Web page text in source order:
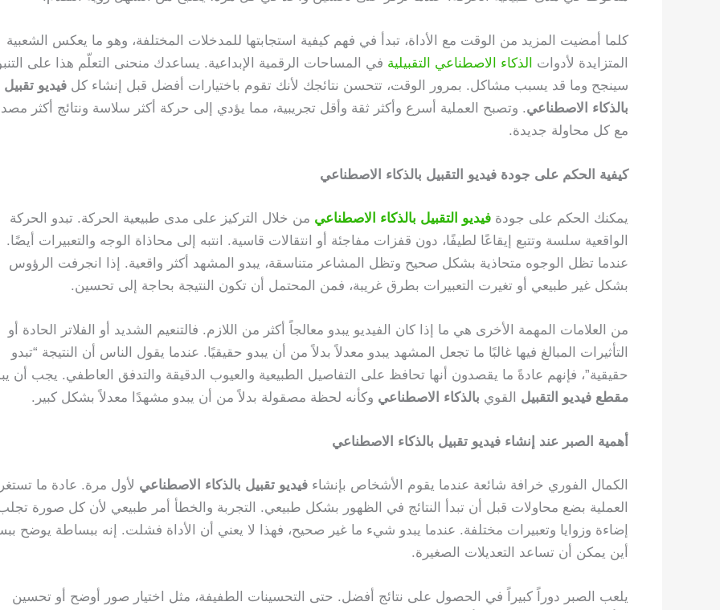
كلما أمضيت المزيد من الوقت مع الأداة، تبدأ في فهم كيفية استجابتها للمدخلات المختلفة، وهو ما يعكس الشعبية
المتزايدة لأدوات
الذكاء الاصطناعي التقبيلية في المساحات الرقمية الإبداعية. يساعدك منحنى التعلّم هذا على
سينجح وما قد يسبب مشاكل. بمرور الوقت، تتحسن نتائجك لأنك تقوم باختيارات أفضل قبل إنشاء كلفيديو تقبيل
بالذكاء الاصطناعي. وتصبح العملية أسرع وأكثر ثقة وأقل تجريبية، مما يؤدي إلى حركة أكثر سلاسة ونتائج أكثر
مع كل محاولة جديدة.
كيفية الحكم على جودة فيديو التقبيل بالذكاء الاصطناعي
يمكنك الحكم على جودةفيديو التقبيل بالذكاء الاصطناعي من خلال التركيز على مدى طبيعية الحركة. تبدو الحركة
الواقعية سلسة وتتبع إيقاعًا لطيفًا، دون قفزات مفاجئة أو انتقالات قاسية. انتبه إلى محاذاة الوجه والتعبيرات أيضًا.
عندما تظل الوجوه متحاذية بشكل صحيح وتظل المشاعر متناسقة، يبدو المشهد أكثر واقعية. إذا انجرفت الرؤوس
بشكل غير طبيعي أو تغيرت التعبيرات بطرق غريبة، فمن المحتمل أن تكون النتيجة بحاجة إلى تحسين.
من العلامات المهمة الأخرى هي ما إذا كان الفيديو يبدو معالجاً أكثر من اللازم. فالتنعيم الشديد أو الفلاتر الحادة أو
التأثيرات المبالغ فيها غالبًا ما تجعل المشهد يبدو معدلاً بدلاً من أن يبدو حقيقيًا. عندما يقول الناس أن النتيجة “تبدو
حقيقية”، فإنهم عادةً ما يقصدون أنها تحافظ على التفاصيل الطبيعية والعيوب الدقيقة والتدفق العاطفي. يجب أن
مقطع فيديو التقبيل القوي بالذكاء الاصطناعي وكأنه لحظة مصقولة بدلاً من أن يبدو مشهدًا معدلاً بشكل كبير.
أهمية الصبر عند إنشاء فيديو تقبيل بالذكاء الاصطناعي
الكمال الفوري خرافة شائعة عندما يقوم الأشخاص بإنشاءفيديو تقبيل بالذكاء الاصطناعي لأول مرة. عادة ما
العملية بضع محاولات قبل أن تبدأ النتائج في الظهور بشكل طبيعي. التجربة والخطأ أمر طبيعي لأن كل صورة
إضاءة وزوايا وتعبيرات مختلفة. عندما يبدو شيء ما غير صحيح، فهذا لا يعني أن الأداة فشلت. إنه ببساطة يوضح
أين يمكن أن تساعد التعديلات الصغيرة.
يلعب الصبر دوراً كبيراً في الحصول على نتائج أفضل. حتى التحسينات الطفيفة، مثل اختيار صور أوضح أو تحسين